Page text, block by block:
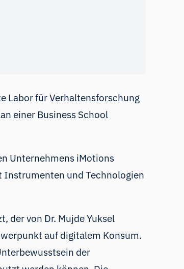
Labor für Verhaltensforschung
einer Business School
Unternehmens iMotions
Instrumenten und Technologien
der von Dr. Mujde Yuksel
auf digitalem Konsum.
der